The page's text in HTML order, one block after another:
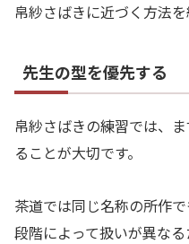
帛紗さばきに近づく方法を
先生の型を優先する
帛紗さばきの練習では、
ることが大切です。
茶道では同じ名称の所作
段階によって扱いが異な